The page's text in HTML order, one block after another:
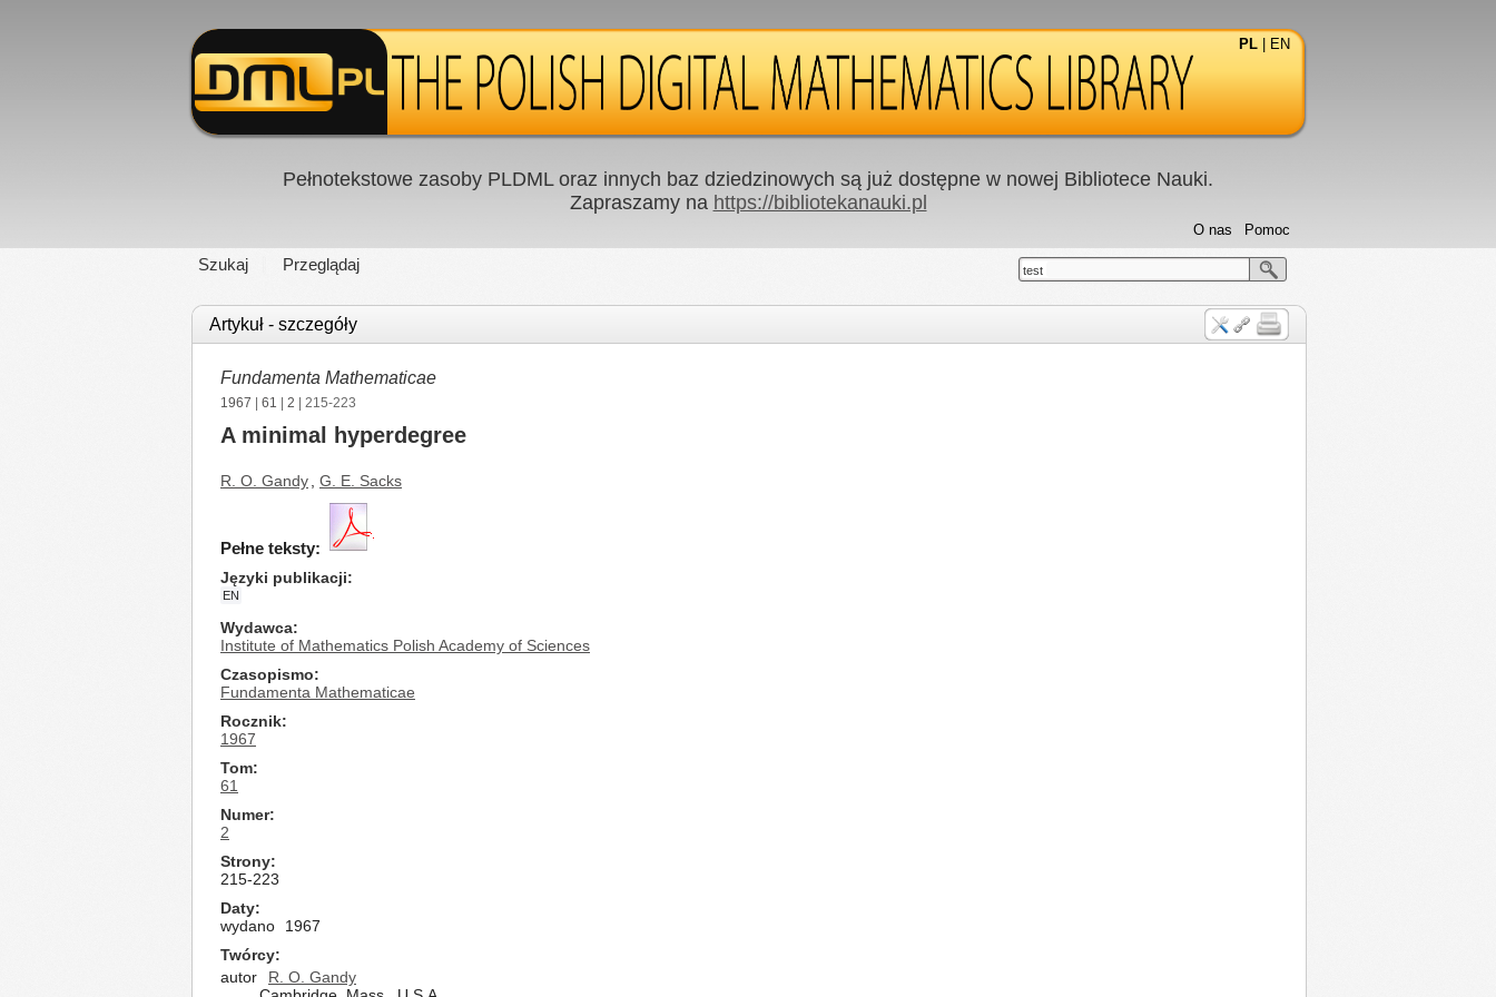
PL EN
Pełnotekstowe zasoby PLDML oraz innych baz dziedzinowych są już dostępne w nowej Bibliotece Nauki.
Zapraszamy na https://bibliotekanauki.pl
Szukaj Przeglądaj
Pomoc
O nas
test
Artykuł - szczegóły
Fundamenta Mathematicae
1967 61 2 | 215-223
A minimal hyperdegree
R. O. Gandy G. E. Sacks
Pełne teksty:
Języki publikacji
EN
Wydawca
Institute of Mathematics Polish Academy of Sciences
Czasopismo
Fundamenta Mathematicae
Rocznik
1967
Tom
61
Numer
2
Strony
215-223
Daty
wydano
1967
Twórcy
autor
R. O. Gandy